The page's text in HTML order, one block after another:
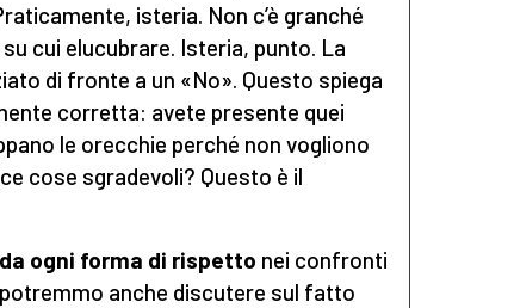
isteria. Non c’è granché
cui elucubrare. Isteria, punto. La
di fronte a un «No». Questo spiega
corretta: avete presente quei
le orecchie perché non vogliono
cose sgradevoli? Questo è il
ogni forma di rispetto nei confronti
anche discutere sul fatto